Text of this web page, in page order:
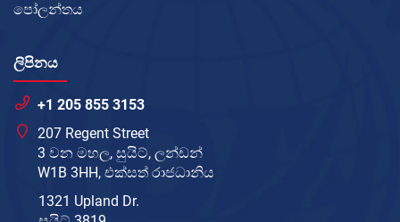
පෝලන්තය
ලිපිනය
+1 205 855 3153
207 Regent Street
3 වන මහල, සුයිට්, ලන්ඩන්
W1B 3HH, එක්සත් රාජධානිය
1321 Upland Dr.